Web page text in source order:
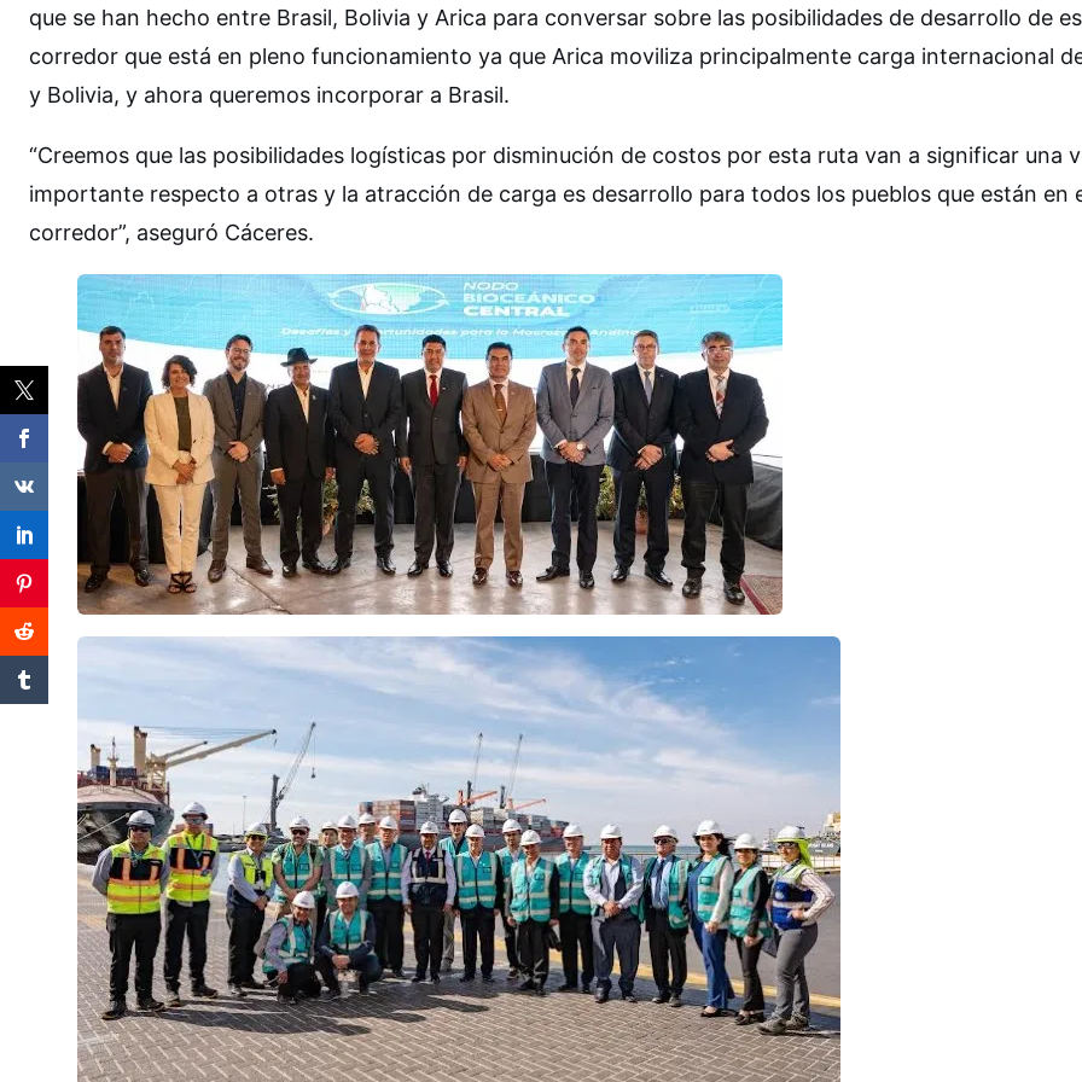
que se han hecho entre Brasil, Bolivia y Arica para conversar sobre las posibilidades de desarrollo de
corredor que está en pleno funcionamiento ya que Arica moviliza principalmente carga internacional
y Bolivia, y ahora queremos incorporar a Brasil.
“Creemos que las posibilidades logísticas por disminución de costos por esta ruta van a significar una
importante respecto a otras y la atracción de carga es desarrollo para todos los pueblos que están en
corredor”, aseguró Cáceres.